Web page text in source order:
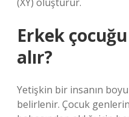
Erkek
alır?
Yetişkin bir insanın
belirlenir. Çocuk